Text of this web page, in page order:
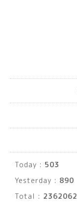
Today : 503
Yesterday : 890
Total : 2362062